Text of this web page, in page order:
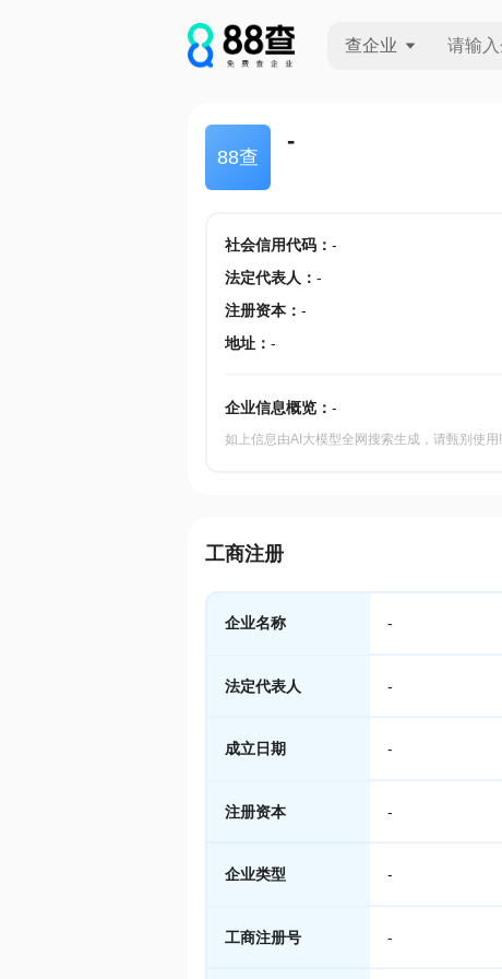
查企业
88查
-
社会信用代码： -
法定代表人 ： -
注册资本： -
地址： -
企业信息概览： -
如上信息由AI大模型全网搜索生成，请甄别使用!
工商注册
企业名称 -
法定代表人 -
成立日期 -
注册资本 -
企业类型 -
工商注册号 -